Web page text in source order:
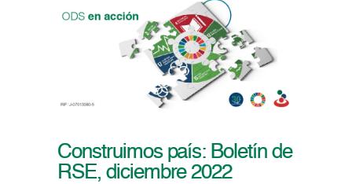
Construimos país: Boletín de
RSE, diciembre 2022